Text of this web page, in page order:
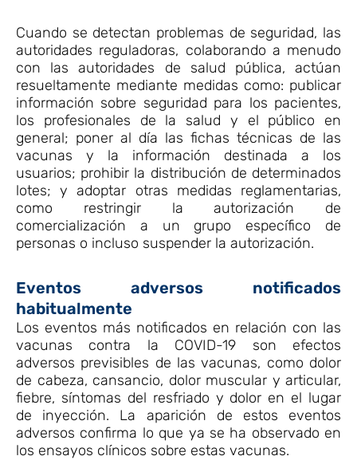
Cuando se detectan problemas de seguridad, las
autoridades reguladoras, colaborando a menudo
con las autoridades de salud pública, actúan
resueltamente mediante medidas como: publicar
información sobre seguridad para los pacientes,
los profesionales de la salud y el público en
general; poner al día las fichas técnicas de las
vacunas y la información destinada a los
usuarios; prohibir la distribución de determinados
lotes; y adoptar otras medidas reglamentarias,
como restringir la autorización de
comercialización a un grupo específico de
personas o incluso suspender la autorización.
Eventos adversos notificados
habitualmente
Los eventos más notificados en relación con las
vacunas contra la COVID-19 son efectos
adversos previsibles de las vacunas, como dolor
de cabeza, cansancio, dolor muscular y articular,
fiebre, síntomas del resfriado y dolor en el lugar
de inyección. La aparición de estos eventos
adversos confirma lo que ya se ha observado en
los ensayos clínicos sobre estas vacunas.